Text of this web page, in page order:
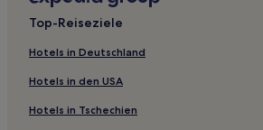
Haustierfreundliche in Bozeman
Ski in Bozeman
Ski in Big Sky
Top-Reiseziele
Hotels in Deutschland
Hotels in den USA
Hotels in Tschechien